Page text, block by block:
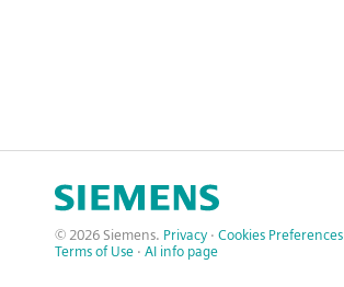
© 2026 Siemens. Privacy · Cookies Preferences
Terms of Use · AI info page